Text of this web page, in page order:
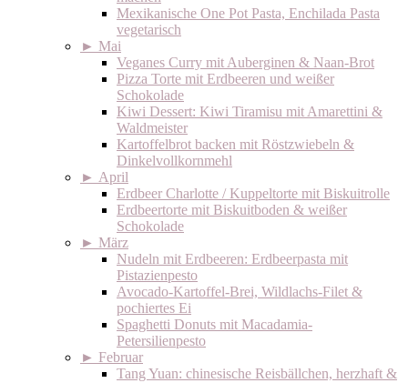
Mexikanische One Pot Pasta, Enchilada Pasta
vegetarisch
► Mai
Veganes Curry mit Auberginen & Naan-Brot
Pizza Torte mit Erdbeeren und weißer
Schokolade
Kiwi Dessert: Kiwi Tiramisu mit Amarettini &
Waldmeister
Kartoffelbrot backen mit Röstzwiebeln &
Dinkelvollkornmehl
► April
Erdbeer Charlotte / Kuppeltorte mit Biskuitrolle
Erdbeertorte mit Biskuitboden & weißer
Schokolade
► März
Nudeln mit Erdbeeren: Erdbeerpasta mit
Pistazienpesto
Avocado-Kartoffel-Brei, Wildlachs-Filet &
pochiertes Ei
Spaghetti Donuts mit Macadamia-
Petersilienpesto
► Februar
Tang Yuan: chinesische Reisbällchen, herzhaft &